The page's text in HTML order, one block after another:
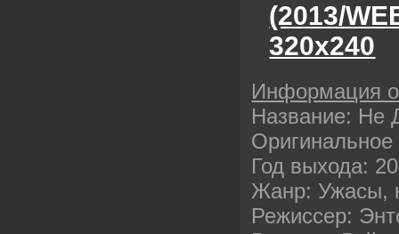
(2013/
320х240
Информация
Название: Не
Год выхода:
Жанр: Ужасы,
Режиссер: